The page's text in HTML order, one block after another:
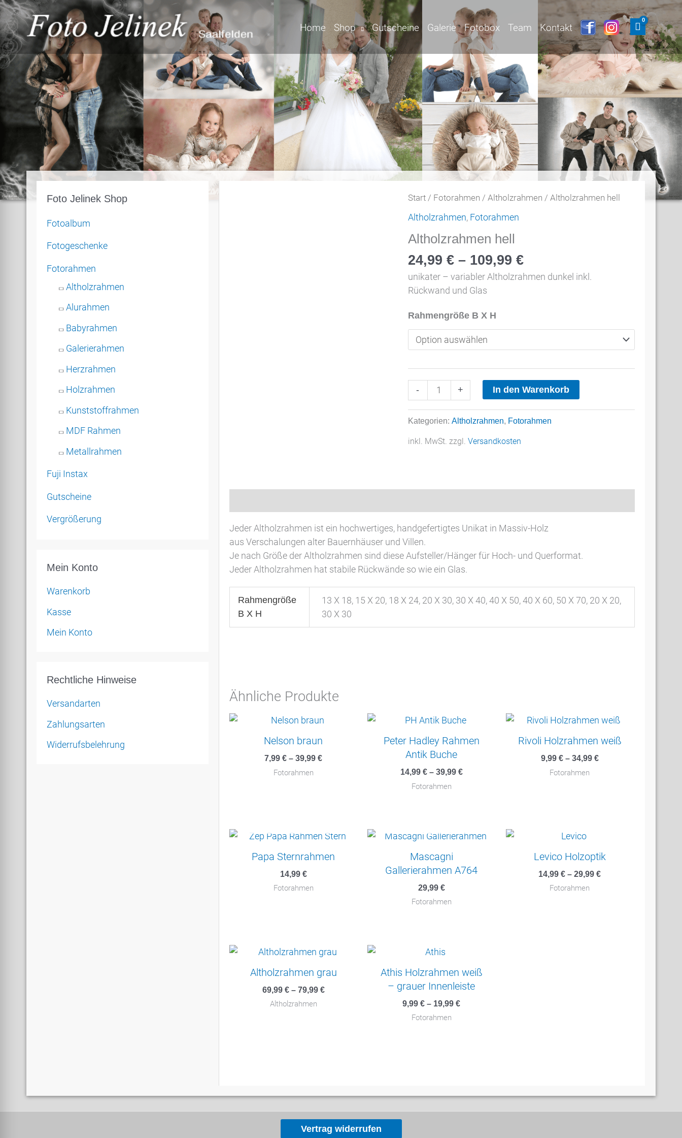
Zum
Inhalt
springen
Home Shop Gutscheine Galerie Fotobox Team Kontakt
Foto Jelinek Shop
Fotoalbum
Fotogeschenke
Fotorahmen
Altholzrahmen
Alurahmen
Babyrahmen
Galerierahmen
Herzrahmen
Holzrahmen
Kunststoffrahmen
MDF Rahmen
Metallrahmen
Fuji Instax
Gutscheine
Vergrößerung
Mein Konto
Warenkorb
Kasse
Mein Konto
Rechtliche Hinweise
Versandarten
Zahlungsarten
Widerrufsbelehrung
Start/ Fotorahmen / Altholzrahmen / Altholzrahmen hell
Altholzrahmen, Fotorahmen
Altholzrahmen hell
24,99 €– 109,99 €
unikater – variabler Altholzrahmen dunkel inkl.
Rückwand und Glas
Rahmengröße B X H
-
Altholzrahmen
hell
+ In den Warenkorb
Kategorien: Altholzrahmen, Fotorahmen
inkl. MwSt. zzgl. Versandkosten
Jeder Altholzrahmen ist ein hochwertiges, handgefertigtes Unikat in Massiv-Holz
aus Verschalungen alter Bauernhäuser und Villen.
Je nach Größe der Altholzrahmen sind diese Aufsteller/Hänger für Hoch- und Querformat.
Jeder Altholzrahmen hat stabile Rückwände so wie ein Glas.
Rahmengröße
B X H
13 X 18, 15 X 20, 18 X 24, 20 X 30, 30 X 40, 40 X 50, 40 X 60, 50 X 70, 20 X 20,
30 X 30
Ähnliche Produkte
Nelson braun
7,99€ –39,99€
Fotorahmen
Peter Hadley Rahmen
Antik Buche
14,99 €– 39,99 €
Fotorahmen
Rivoli Holzrahmen weiß
9,99 €– 34,99 €
Fotorahmen
Papa Sternrahmen
14,99 €
Fotorahmen
Mascagni
Gallerierahmen A764
29,99 €
Fotorahmen
Levico Holzoptik
14,99€ –29,99€
Fotorahmen
Altholzrahmen grau
69,99 €– 79,99 €
Altholzrahmen
Athis Holzrahmen weiß
– grauer Innenleiste
9,99€ – 19,99€
Fotorahmen
Vertrag widerrufen